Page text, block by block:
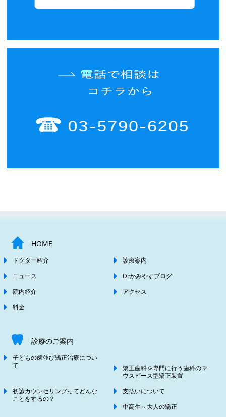
HOME
ドクター紹介
診療案内
ニュース
Drかみやすブログ
院内紹介
アクセス
料金
診療のご案内
子どもの歯並び矯正治療につい
て
矯正歯科を専門に行う歯科のマ
ウスピース型矯正装置
初診カウンセリングってどんな
ことをするの？
支払いについて
中高生～大人の矯正